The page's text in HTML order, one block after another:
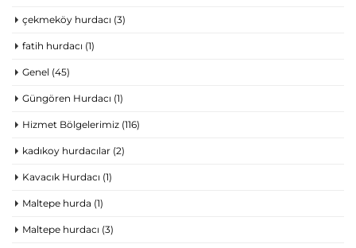
çekmeköy hurdacı (3)
fatih hurdacı (1)
Genel (45)
Güngören Hurdacı (1)
Hizmet Bölgelerimiz (116)
kadıkoy hurdacılar (2)
Kavacık Hurdacı (1)
Maltepe hurda (1)
Maltepe hurdacı (3)